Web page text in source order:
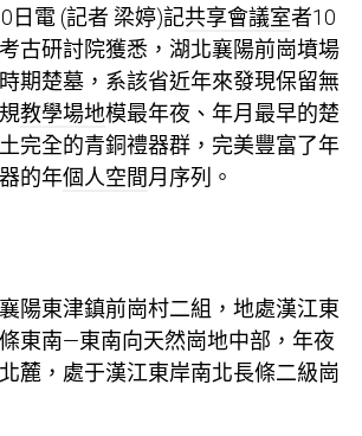
日電 (記者 梁婷)記共享會議室者10
古研討院獲悉，湖北襄陽前崗墳場
期楚墓，系該省近年來發現保留無
教學場地模最年夜、年月最早的楚
完全的青銅禮器群，完美豐富了年
的年個人空間月序列。
陽東津鎮前崗村二組，地處漢江東
東南—東南向天然崗地中部，年夜
麓，處于漢江東岸南北長條二級崗